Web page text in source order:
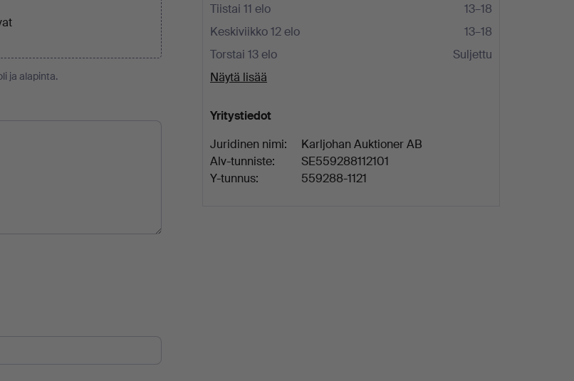
Tiistai 11 elo
13–18
Keskiviikko 12 elo
13–18
Torstai 13 elo
Suljettu
Näytä lisää
Yritystiedot
Juridinen nimi:
Karljohan Auktioner AB
Alv-tunniste:
SE559288112101
Y-tunnus:
559288-1121
ja alapinta.